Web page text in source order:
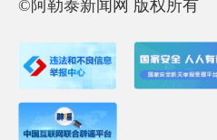
©阿勒泰新闻网 版权所有